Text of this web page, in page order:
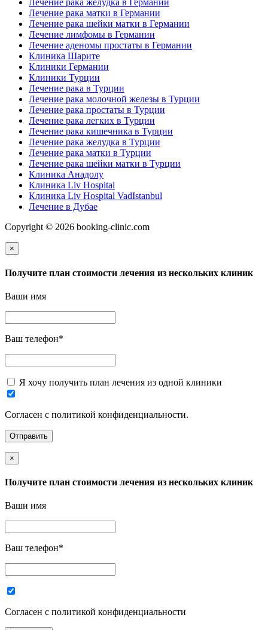
Лечение рака желудка в Германии
Лечение рака матки в Германии
Лечение рака шейки матки в Германии
Лечение лимфомы в Германии
Лечение аденомы простаты в Германии
Клиника Шарите
Клиники Германии
Клиники Турции
Лечение рака в Турции
Лечение рака молочной железы в Турции
Лечение рака простаты в Турции
Лечение рака легких в Турции
Лечение рака кишечника в Турции
Лечение рака желудка в Турции
Лечение рака матки в Турции
Лечение рака шейки матки в Турции
Клиника Анадолу
Клиника Liv Hospital
Клиника Liv Hospital VadIstanbul
Лечение в Дубае
Copyright © 2026 booking-clinic.com
×
Получите план стоимости лечения из нескольких клиник
Ваши имя
Ваш телефон*
Я хочу получить план лечения из одной клиники
Согласен с политикой конфиденциальности.
×
Получите план стоимости лечения из нескольких клиник
Ваши имя
Ваш телефон*
Согласен с политикой конфиденциальности